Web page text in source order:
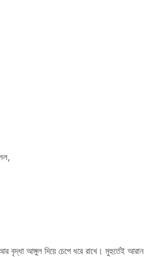
বৃদ্ধা আঙ্গুল দিয়ে চেপে ধরে রাখে। মুহুর্তেই আরান